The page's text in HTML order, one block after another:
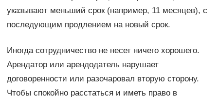
указывают меньший срок (например, 11 месяцев), с
последующим продлением на новый срок.
Иногда сотрудничество не несет ничего хорошего.
Арендатор или арендодатель нарушает
договоренности или разочаровал вторую сторону.
Чтобы спокойно расстаться и иметь право в